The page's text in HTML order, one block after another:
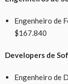
Engenheiro de
$167.840
Developers de
Engenheiro de